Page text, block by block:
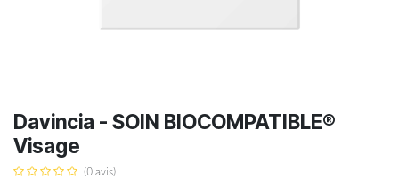
Davincia - SOIN BIOCOMPATIBLE®
Visage
(0 avis)